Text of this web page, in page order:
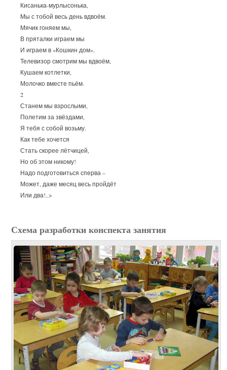
Кисанька-мурлысонька,
Мы с тобой весь день вдвоём.
Мячик гоняем мы,
В пряталки играем мы
И играем в «Кошкин дом».
Телевизор смотрим мы вдвоём,
Кушаем котлетки,
Молочко вместе пьём.
2
Станем мы взрослыми,
Полетим за звёздами,
Я тебя с собой возьму.
Как тебе хочется
Стать скорее лётчицей,
Но об этом никому!
Надо подготовиться сперва –
Может, даже месяц весь пройдёт
Или два!..>
Схема разработки конспекта занятия